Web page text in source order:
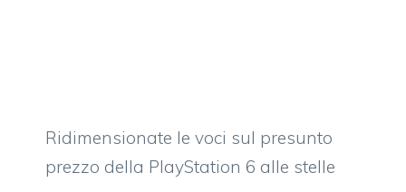
Ridimensionate le voci sul presunto
prezzo della PlayStation 6 alle stelle